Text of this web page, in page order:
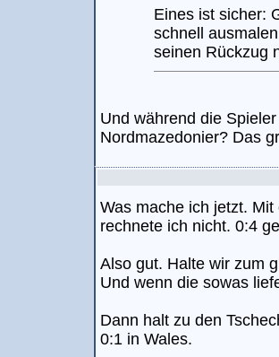
Eines ist sicher:
schnell
seinen Rückzug
Und während die
Nordmazedonier? Das
Was mache ich jetzt.
rechnete ich nicht. 0:4
Also gut. Halte wir zum
Und wenn die sowas
Dann halt zu den
0:1 in Wales.